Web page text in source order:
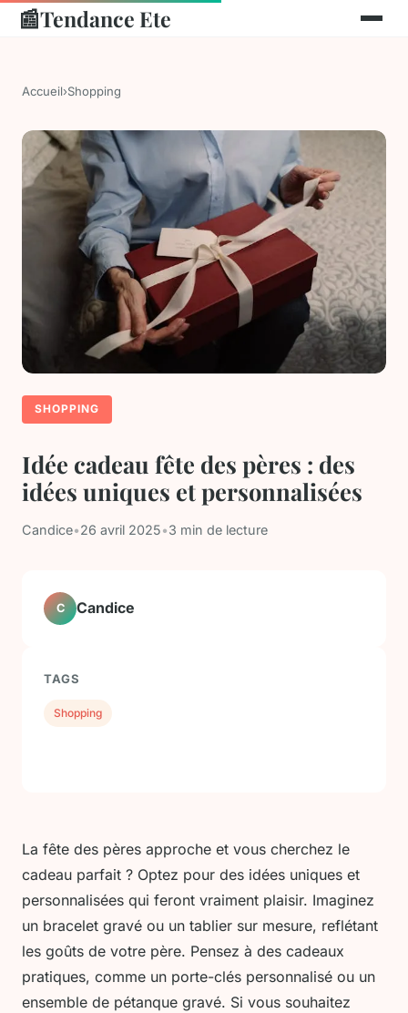
📰Tendance Ete
Accueil›Shopping
SHOPPING
Idée cadeau fête des pères : des
idées uniques et personnalisées
Candice•26 avril 2025•3 min de lecture
La fête des pères approche et vous cherchez le
cadeau parfait ? Optez pour des idées uniques et
personnalisées qui feront vraiment plaisir. Imaginez
un bracelet gravé ou un tablier sur mesure, reflétant
les goûts de votre père. Pensez à des cadeaux
pratiques, comme un porte-clés personnalisé ou un
ensemble de pétanque gravé. Si vous souhaitez
C Candice
TAGS
Shopping